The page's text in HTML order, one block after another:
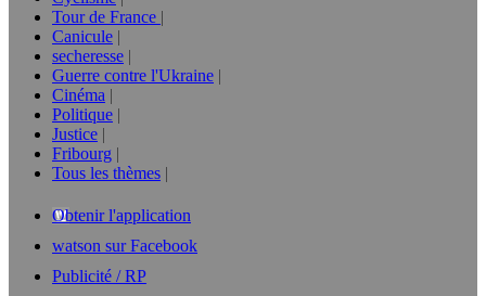
Tour de France
Canicule
secheresse
Guerre contre l'Ukraine
Cinéma
Politique
Justice
Fribourg
Tous les thèmes
Obtenir l'application
watson sur Facebook
Publicité / RP